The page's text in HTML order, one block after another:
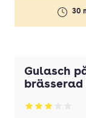
30
Gulasch
Betyg: 3 av 5